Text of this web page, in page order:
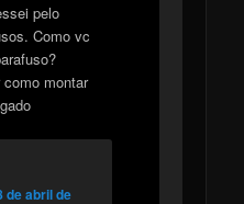
pelo
Como vc
montar
de abril de